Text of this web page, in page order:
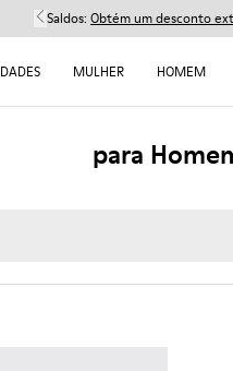
Saldos: Obtém um desconto
MULHER HOMEM
para